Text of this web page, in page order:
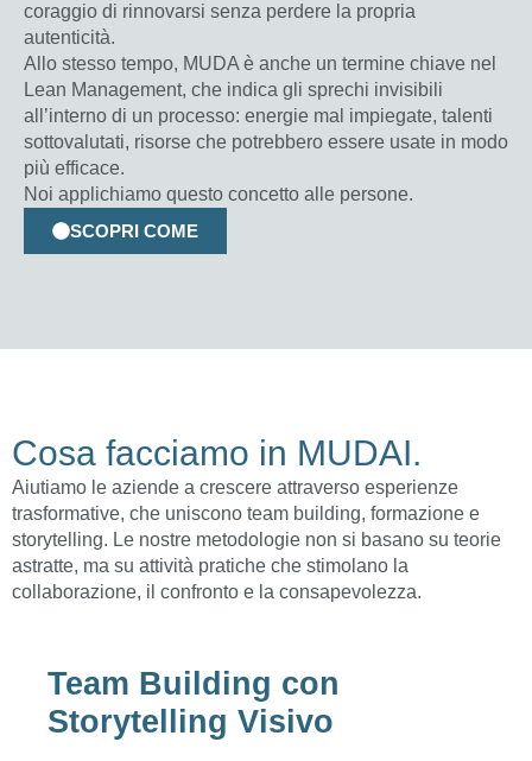
coraggio di rinnovarsi senza perdere la propria
autenticità.
Allo stesso tempo, MUDA è anche un termine chiave nel
Lean Management, che indica gli sprechi invisibili
all’interno di un processo: energie mal impiegate, talenti
sottovalutati, risorse che potrebbero essere usate in modo
più efficace.
Noi applichiamo questo concetto alle persone.
SCOPRI COME
Cosa facciamo in MUDAI.
Aiutiamo le aziende a crescere attraverso esperienze
trasformative, che uniscono team building, formazione e
storytelling. Le nostre metodologie non si basano su teorie
astratte, ma su attività pratiche che stimolano la
collaborazione, il confronto e la consapevolezza.
Team Building con
Storytelling Visivo